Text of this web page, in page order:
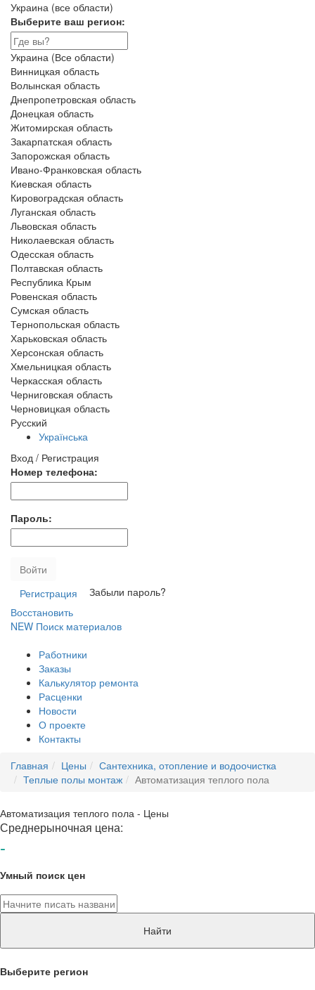
Украина (все области)
Выберите ваш регион:
Украина (Все области)
Винницкая область
Волынская область
Днепропетровская область
Донецкая область
Житомирская область
Закарпатская область
Запорожская область
Ивано-Франковская область
Киевская область
Кировоградская область
Луганская область
Львовская область
Николаевская область
Одесская область
Полтавская область
Республика Крым
Ровенская область
Сумская область
Тернопольская область
Харьковская область
Херсонская область
Хмельницкая область
Черкасская область
Черниговская область
Черновицкая область
Русский
Українська
Вход / Регистрация
Номер телефона:
Пароль:
Войти
Регистрация
Забыли пароль?
Восстановить
NEW Поиск материалов
Работники
Заказы
Калькулятор ремонта
Расценки
Новости
О проекте
Контакты
Главная
Цены
Сантехника, отопление и водоочистка
Теплые полы монтаж
Автоматизация теплого пола
Автоматизация теплого пола - Цены
Среднерыночная цена:
-
Умный поиск цен
Найти
Выберите регион